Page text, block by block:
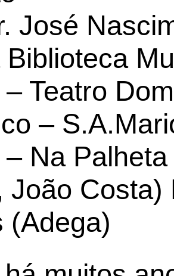
José
Biblioteca
Teatro
–
– Na
João
(Adega)